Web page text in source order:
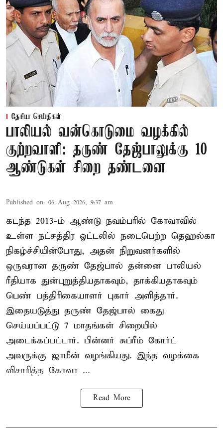
தேசிய செய்திகள்
பாலியல் வன்கொடுமை வழக்கில்
குற்றவாளி: தருண் தேஜ்பாலுக்கு 10
ஆண்டுகள் சிறை தண்டனை
Published on: 06 Aug 2026, 9:37 am
கடந்த 2013-ம் ஆண்டு நவம்பரில் கோவாவில்
உள்ள நட்சத்திர ஓட்டலில் நடைபெற்ற தெஹல்கா
நிகழ்ச்சியின்போது, அதன் நிறுவனர்களில்
ஒருவரான தருண் தேஜ்பால் தன்னை பாலியல்
ரீதியாக துன்புறுத்தியதாகவும், தாக்கியதாகவும்
பெண் பத்திரிகையாளர் புகார் அளித்தார்.
இதையடுத்து தருண் தேஜ்பால் கைது
செய்யப்பட்டு 7 மாதங்கள் சிறையில்
அடைக்கப்பட்டார். பின்னர் சுப்ரீம் கோர்ட்
அவருக்கு ஜாமீன் வழங்கியது. இந்த வழக்கை
விசாரித்த கோவா ...
Read More